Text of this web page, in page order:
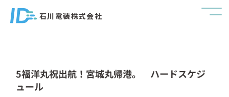
石川電装株式会社
5福洋丸祝出航！宮城丸帰港。 ハードスケジ
ュール